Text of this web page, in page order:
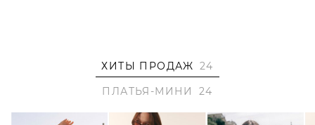
ХИТЫ ПРОДАЖ 24
ПЛАТЬЯ-МИНИ
24